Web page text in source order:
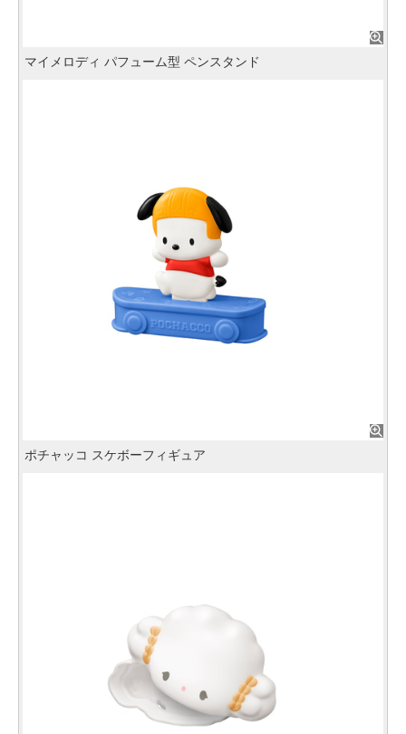
マイメロディ パフューム型 ペンスタンド
ポチャッコ スケボーフィギュア